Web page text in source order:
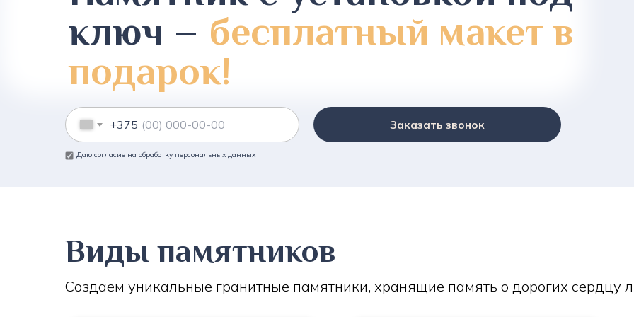
ключ – бесплатный макет в
подарок!
+375 Заказать звонок
Даю согласие на обработку персональных данных
Виды памятников
Создаем уникальные гранитные памятники, хранящие память о дорогих сердцу